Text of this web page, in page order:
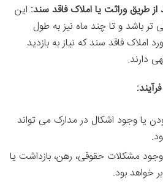
طریق وراثت یا املاک فاقد سند: این
تر باشد و تا چند ماه نیز به طول
املاک فاقد سند که نیاز به بازدید
دارند.
یا وجود اشکال در مدارک می تواند
وجود مشکلات حقوقی، رهن، بازداشت یا
خواهد بود.